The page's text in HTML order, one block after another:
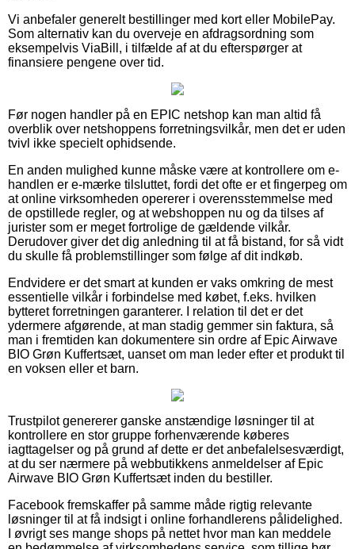
Vi anbefaler generelt bestillinger med kort eller MobilePay.
Som alternativ kan du overveje en afdragsordning som
eksempelvis ViaBill, i tilfælde af at du efterspørger at
finansiere pengene over tid.
Før nogen handler på en EPIC netshop kan man altid få
overblik over netshoppens forretningsvilkår, men det er uden
tvivl ikke specielt ophidsende.
En anden mulighed kunne måske være at kontrollere om e-
handlen er e-mærke tilsluttet, fordi det ofte er et fingerpeg om
at online virksomheden opererer i overensstemmelse med
de opstillede regler, og at webshoppen nu og da tilses af
jurister som er meget fortrolige de gældende vilkår.
Derudover giver det dig anledning til at få bistand, for så vidt
du skulle få problemstillinger som følge af dit indkøb.
Endvidere er det smart at kunden er vaks omkring de mest
essentielle vilkår i forbindelse med købet, f.eks. hvilken
bytteret forretningen garanterer. I relation til det er det
ydermere afgørende, at man stadig gemmer sin faktura, så
man i fremtiden kan dokumentere sin ordre af Epic Airwave
BIO Grøn Kuffertsæt, uanset om man leder efter et produkt til
en voksen eller et barn.
Trustpilot genererer ganske anstændige løsninger til at
kontrollere en stor gruppe forhenværende køberes
iagttagelser og på grund af dette er det anbefalelsesværdigt,
at du ser nærmere på webbutikkens anmeldelser af Epic
Airwave BIO Grøn Kuffertsæt inden du bestiller.
Facebook fremskaffer på samme måde rigtig relevante
løsninger til at få indsigt i online forhandlerens pålidelighed.
I øvrigt ses mange shops på nettet hvor man kan meddele